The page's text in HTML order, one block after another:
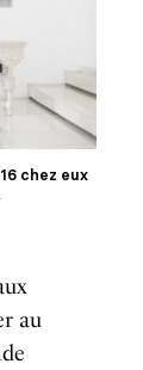
chez eux
au